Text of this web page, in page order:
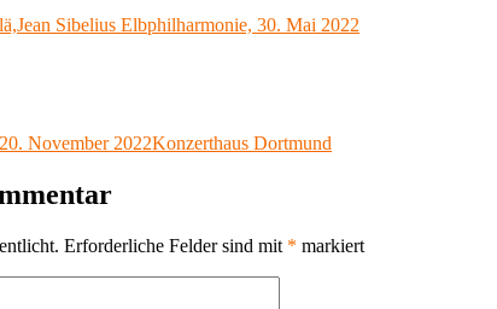
Sibelius Elbphilharmonie, 30. Mai 2022
20. November 2022Kategorien
Konzerthaus Dortmund
Erforderliche Felder sind mit * markiert